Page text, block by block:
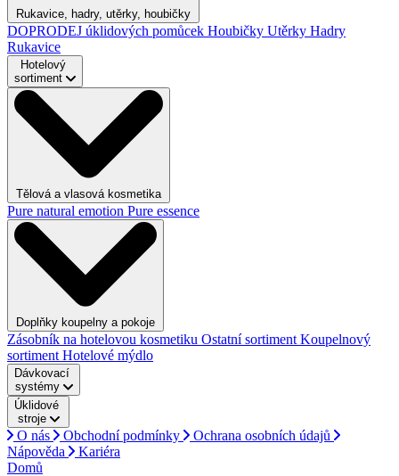
Rukavice, hadry, utěrky, houbičky
DOPRODEJ úklidových pomůcek Houbičky Utěrky Hadry
Rukavice
Hotelový
sortiment
Tělová a vlasová kosmetika
Pure natural emotion Pure essence
Doplňky koupelny a pokoje
Zásobník na hotelovou kosmetiku Ostatní sortiment Koupelnový
sortiment Hotelové mýdlo
Dávkovací
systémy
Úklidové
stroje
O nás Obchodní podmínky
Ochrana osobních údajů
Nápověda
Kariéra
Domů